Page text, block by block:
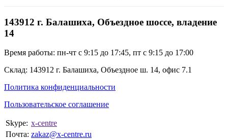
организациям по всей России. Оформление по безналу с НДС,
доставка ТК. Звоните: (495) 973-39-39.
143912 г. Балашиха, Объездное шоссе, владение
14
Время работы: пн-чт с 9:15 до 17:45, пт с 9:15 до 17:00
Склад: 143912 г. Балашиха, Объездное ш. 14, офис 7.1
Политика конфиденциальности
Пользовательское соглашение
Skype: x-centre
Почта: zakaz@x-centre.ru